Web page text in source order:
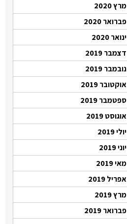
מרץ 2020
פברואר 2020
ינואר 2020
דצמבר 2019
נובמבר 2019
אוקטובר 2019
ספטמבר 2019
אוגוסט 2019
יולי 2019
יוני 2019
מאי 2019
אפריל 2019
מרץ 2019
פברואר 2019